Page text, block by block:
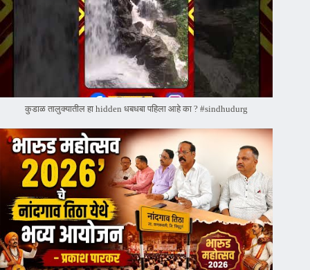
कुडाळ तालुक्यातील हा hidden धबधबा पहिला आहे का ? #sindhudurg